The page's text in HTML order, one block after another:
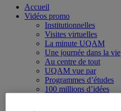
Accueil
Vidéos promo
Institutionnelles
Visites virtuelles
La minute UQAM
Une journée dans la vie
Au centre de tout
UQAM vue par
Programmes d’études
100 millions d’idées